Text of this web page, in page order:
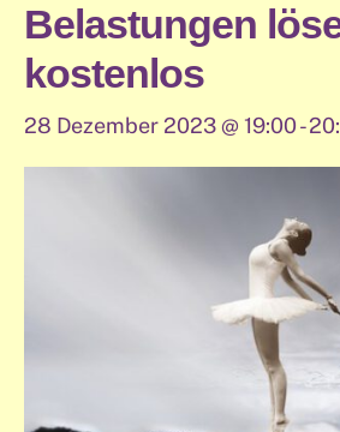
Belastungen
kostenlos
28 Dezember 2023 @ 19:00-